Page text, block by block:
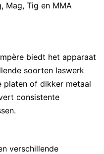
Mag, Tig en MMA
biedt het apparaat
soorten laswerk
platen of dikker metaal
consistente
verschillende